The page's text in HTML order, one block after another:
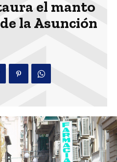
el manto
la Asunción